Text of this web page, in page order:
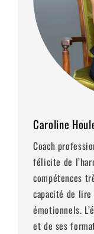
Caroline
Coach
félicite de
compétences
capacité de
émotionnels.
et de ses